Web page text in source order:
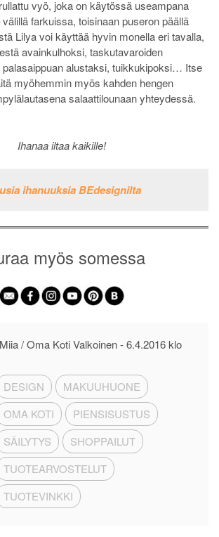
vyö, joka on käytössä useampana
farkuissa, toisinaan puseron päällä
Lilya voi käyttää hyvin monella eri tavalla,
avainkulhoksi, taskutavaroiden
alustaksi, tuikkukipoksi… Itse
myöhemmin myös kahden hengen
salaattilounaan yhteydessä.
Ihanaa iltaa kaikille!
ihanuuksia BEdesignilta
myös somessa
Miia / Oma Koti Valkoinen -6.4.2016 klo
DESIGN
MAKUUHUONE
OMA KOTI
PIENSISUSTUS
SÄILYTYS
SHOPPAILUT
TUOTEARVOSTELUT
TUOTEVINKKI